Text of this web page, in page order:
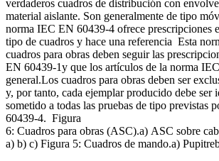
verdaderos cuadros de distribución con
material aislante. Son generalmente de tipo
norma IEC EN 60439-4 ofrece prescripciones
tipo de cuadros y hace una referencia Esta
cuadros para obras deben seguir las
EN 60439-1y que los artículos de la norma
general.Los cuadros para obras deben ser
y, por tanto, cada ejemplar producido debe ser
sometido a todas las pruebas de tipo previstas
60439-4. Figura
6: Cuadros para obras (ASC).a) ASC sobre
a) b) c) Figura 5: Cuadros de mando.a)